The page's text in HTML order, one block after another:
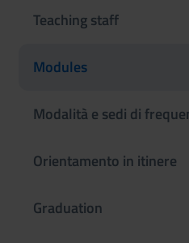
Teaching staff
Modules
Modalità e sedi di
Orientamento in itinere
Graduation